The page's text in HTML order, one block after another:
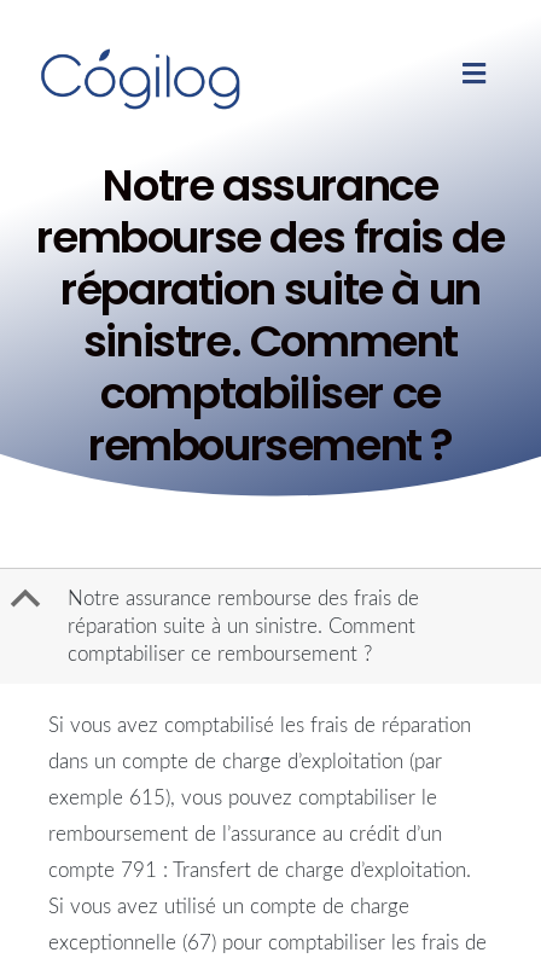
Notre assurance
rembourse des frais de
réparation suite à un
sinistre. Comment
comptabiliser ce
remboursement ?
B
Notre assurance rembourse des frais de
réparation suite à un sinistre. Comment
comptabiliser ce remboursement ?
Si vous avez comptabilisé les frais de réparation
dans un compte de charge d’exploitation (par
exemple 615), vous pouvez comptabiliser le
remboursement de l’assurance au crédit d’un
compte 791 : Transfert de charge d’exploitation.
Si vous avez utilisé un compte de charge
exceptionnelle (67) pour comptabiliser les frais de